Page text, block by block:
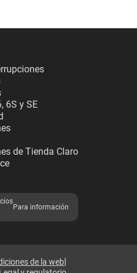
6S y SE
de Tienda Claro
Para información
de la web|